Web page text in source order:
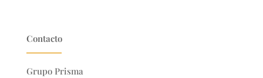
Contacto
Grupo Prisma